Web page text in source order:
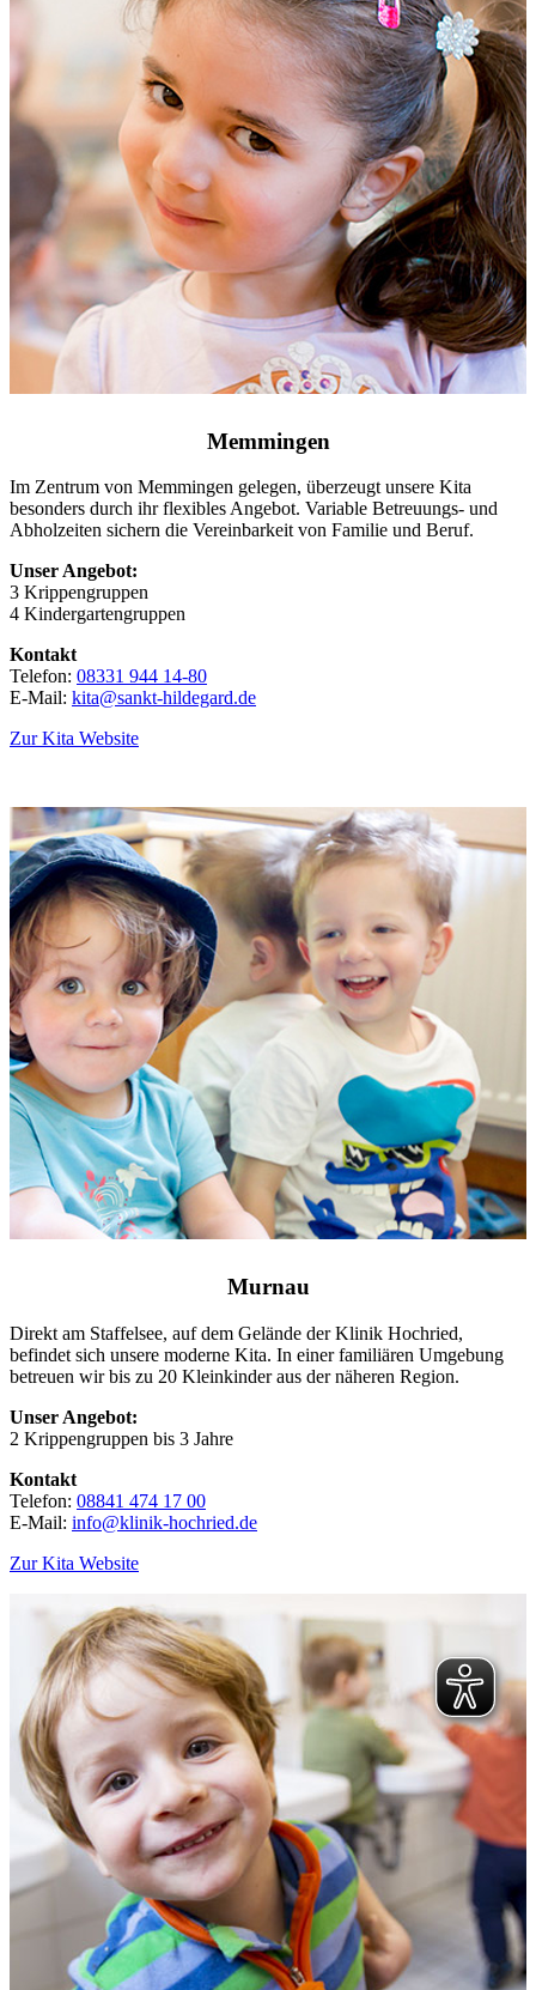
Memmingen
Im Zentrum von Memmingen gelegen, überzeugt unsere Kita
besonders durch ihr flexibles Angebot. Variable Betreuungs- und
Abholzeiten sichern die Vereinbarkeit von Familie und Beruf.
Unser Angebot:
3 Krippengruppen
4 Kindergartengruppen
Kontakt
Telefon: 08331 944 14-80
E-Mail: kita@sankt-hildegard.de
Zur Kita Website
Murnau
Direkt am Staffelsee, auf dem Gelände der Klinik Hochried,
befindet sich unsere moderne Kita. In einer familiären Umgebung
betreuen wir bis zu 20 Kleinkinder aus der näheren Region.
Unser Angebot:
2 Krippengruppen bis 3 Jahre
Kontakt
Telefon: 08841 474 17 00
E-Mail: info@klinik-hochried.de
Zur Kita Website